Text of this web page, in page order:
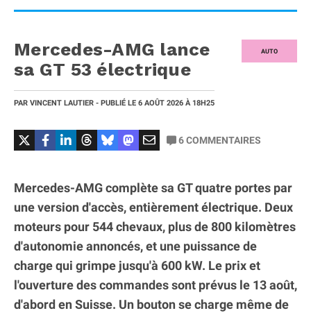
AUTO
Mercedes-AMG lance
sa GT 53 électrique
PAR VINCENT LAUTIER - PUBLIÉ LE 6 AOÛT 2026 À 18H25
6COMMENTAIRES
Mercedes-AMG complète sa GT quatre portes par
une version d'accès, entièrement électrique. Deux
moteurs pour 544 chevaux, plus de 800 kilomètres
d'autonomie annoncés, et une puissance de
charge qui grimpe jusqu'à 600 kW. Le prix et
l'ouverture des commandes sont prévus le 13 août,
d'abord en Suisse. Un bouton se charge même de